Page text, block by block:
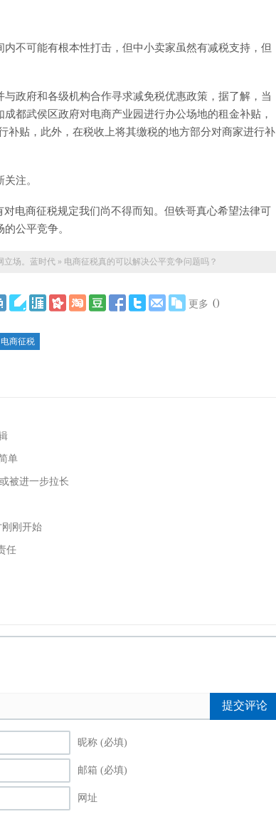
不可能有根本性打击，但中小卖家虽然有减税支持，但
政府和各级机构合作寻求减免税优惠政策，据了解，当
都武侯区政府对电商产业园进行办公场地的租金补贴，
补贴，此外，在税收上将其缴税的地方部分对商家进行补
注。
电商征税规定我们尚不得而知。但铁哥真心希望法律可
公平竞争。
场。 蓝时代 » 电商征税真的可以解决公平竞争问题吗？
更多 ()
电商征税
单
被进一步拉长
刚刚开始
任
提交评论
昵称 (必填)
邮箱 (必填)
网址